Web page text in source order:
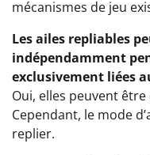
mécanismes de jeu
Les ailes repliables
indépendamment
exclusivement liées
Oui, elles peuvent
Cependant, le mode
replier.